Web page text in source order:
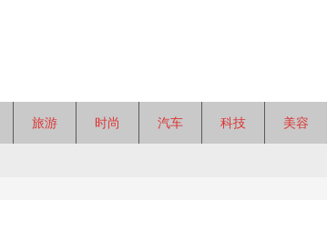
旅游 时尚 汽车 科技 美容